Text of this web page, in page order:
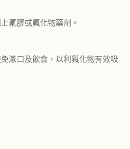
氟膠或氟化物藥劑。
漱口及飲食，以利氟化物有效吸